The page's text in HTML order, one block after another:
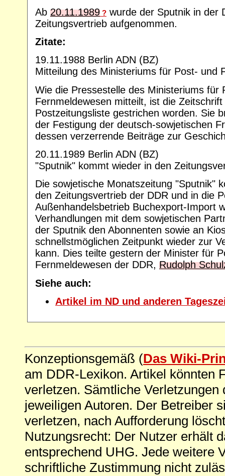
Ab 20.11.1989 ? wurde der Sputnik in der
Zeitungsvertrieb aufgenommen.
Zitate:
19.11.1988 Berlin ADN (BZ)
Mitteilung des Ministeriums für Post- und
Wie die Pressestelle des Ministeriums für
Fernmeldewesen mitteilt, ist die
Postzeitungsliste gestrichen worden. Sie
der Festigung der deutsch-sowjetischen
dessen verzerrende Beiträge zur
20.11.1989 Berlin ADN (BZ)
"Sputnik" kommt wieder in den
Die sowjetische Monatszeitung "Sputnik"
den Zeitungsvertrieb der DDR und in die
Außenhandelsbetrieb Buchexport-Import
Verhandlungen mit dem sowjetischen
der Sputnik den Abonnenten sowie an
schnellstmöglichen Zeitpunkt wieder zur
kann. Dies teilte gestern der Minister für
Fernmeldewesen der DDR, Rudolph
Siehe auch:
Artikel im ND und anderen
Konzeptionsgemäß (Das Wiki-
am DDR-Lexikon. Artikel könnten
verletzen. Sämtliche
jeweiligen Autoren. Der Betreiber
verletzen, nach Aufforderung
Nutzungsrecht: Der Nutzer erhält
entsprechend UHG. Jede weitere
schriftliche Zustimmung nicht